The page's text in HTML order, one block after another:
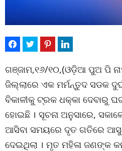
ଗଞ୍ଜାମ,୧୬/୧୦,(ଓଡ଼ିଆ ପୁଅ ପି
ଜିଲ୍ଲାରେ ଏକ ମର୍ମନ୍ତୁଦ ସଡକ
ବିକାଳୀକୁ ଟ୍ରକ ଧକ୍କା ଦେବାରୁ
ହୋଇଛି । ସୂଚନା ଅନୁସାରେ,
ଆସିବା ସମୟରେ ଦୃତ ଗତିରେ
ଦେଇଥିଲା । ମୃତ ମହିଳା ଜଣଙ୍କ